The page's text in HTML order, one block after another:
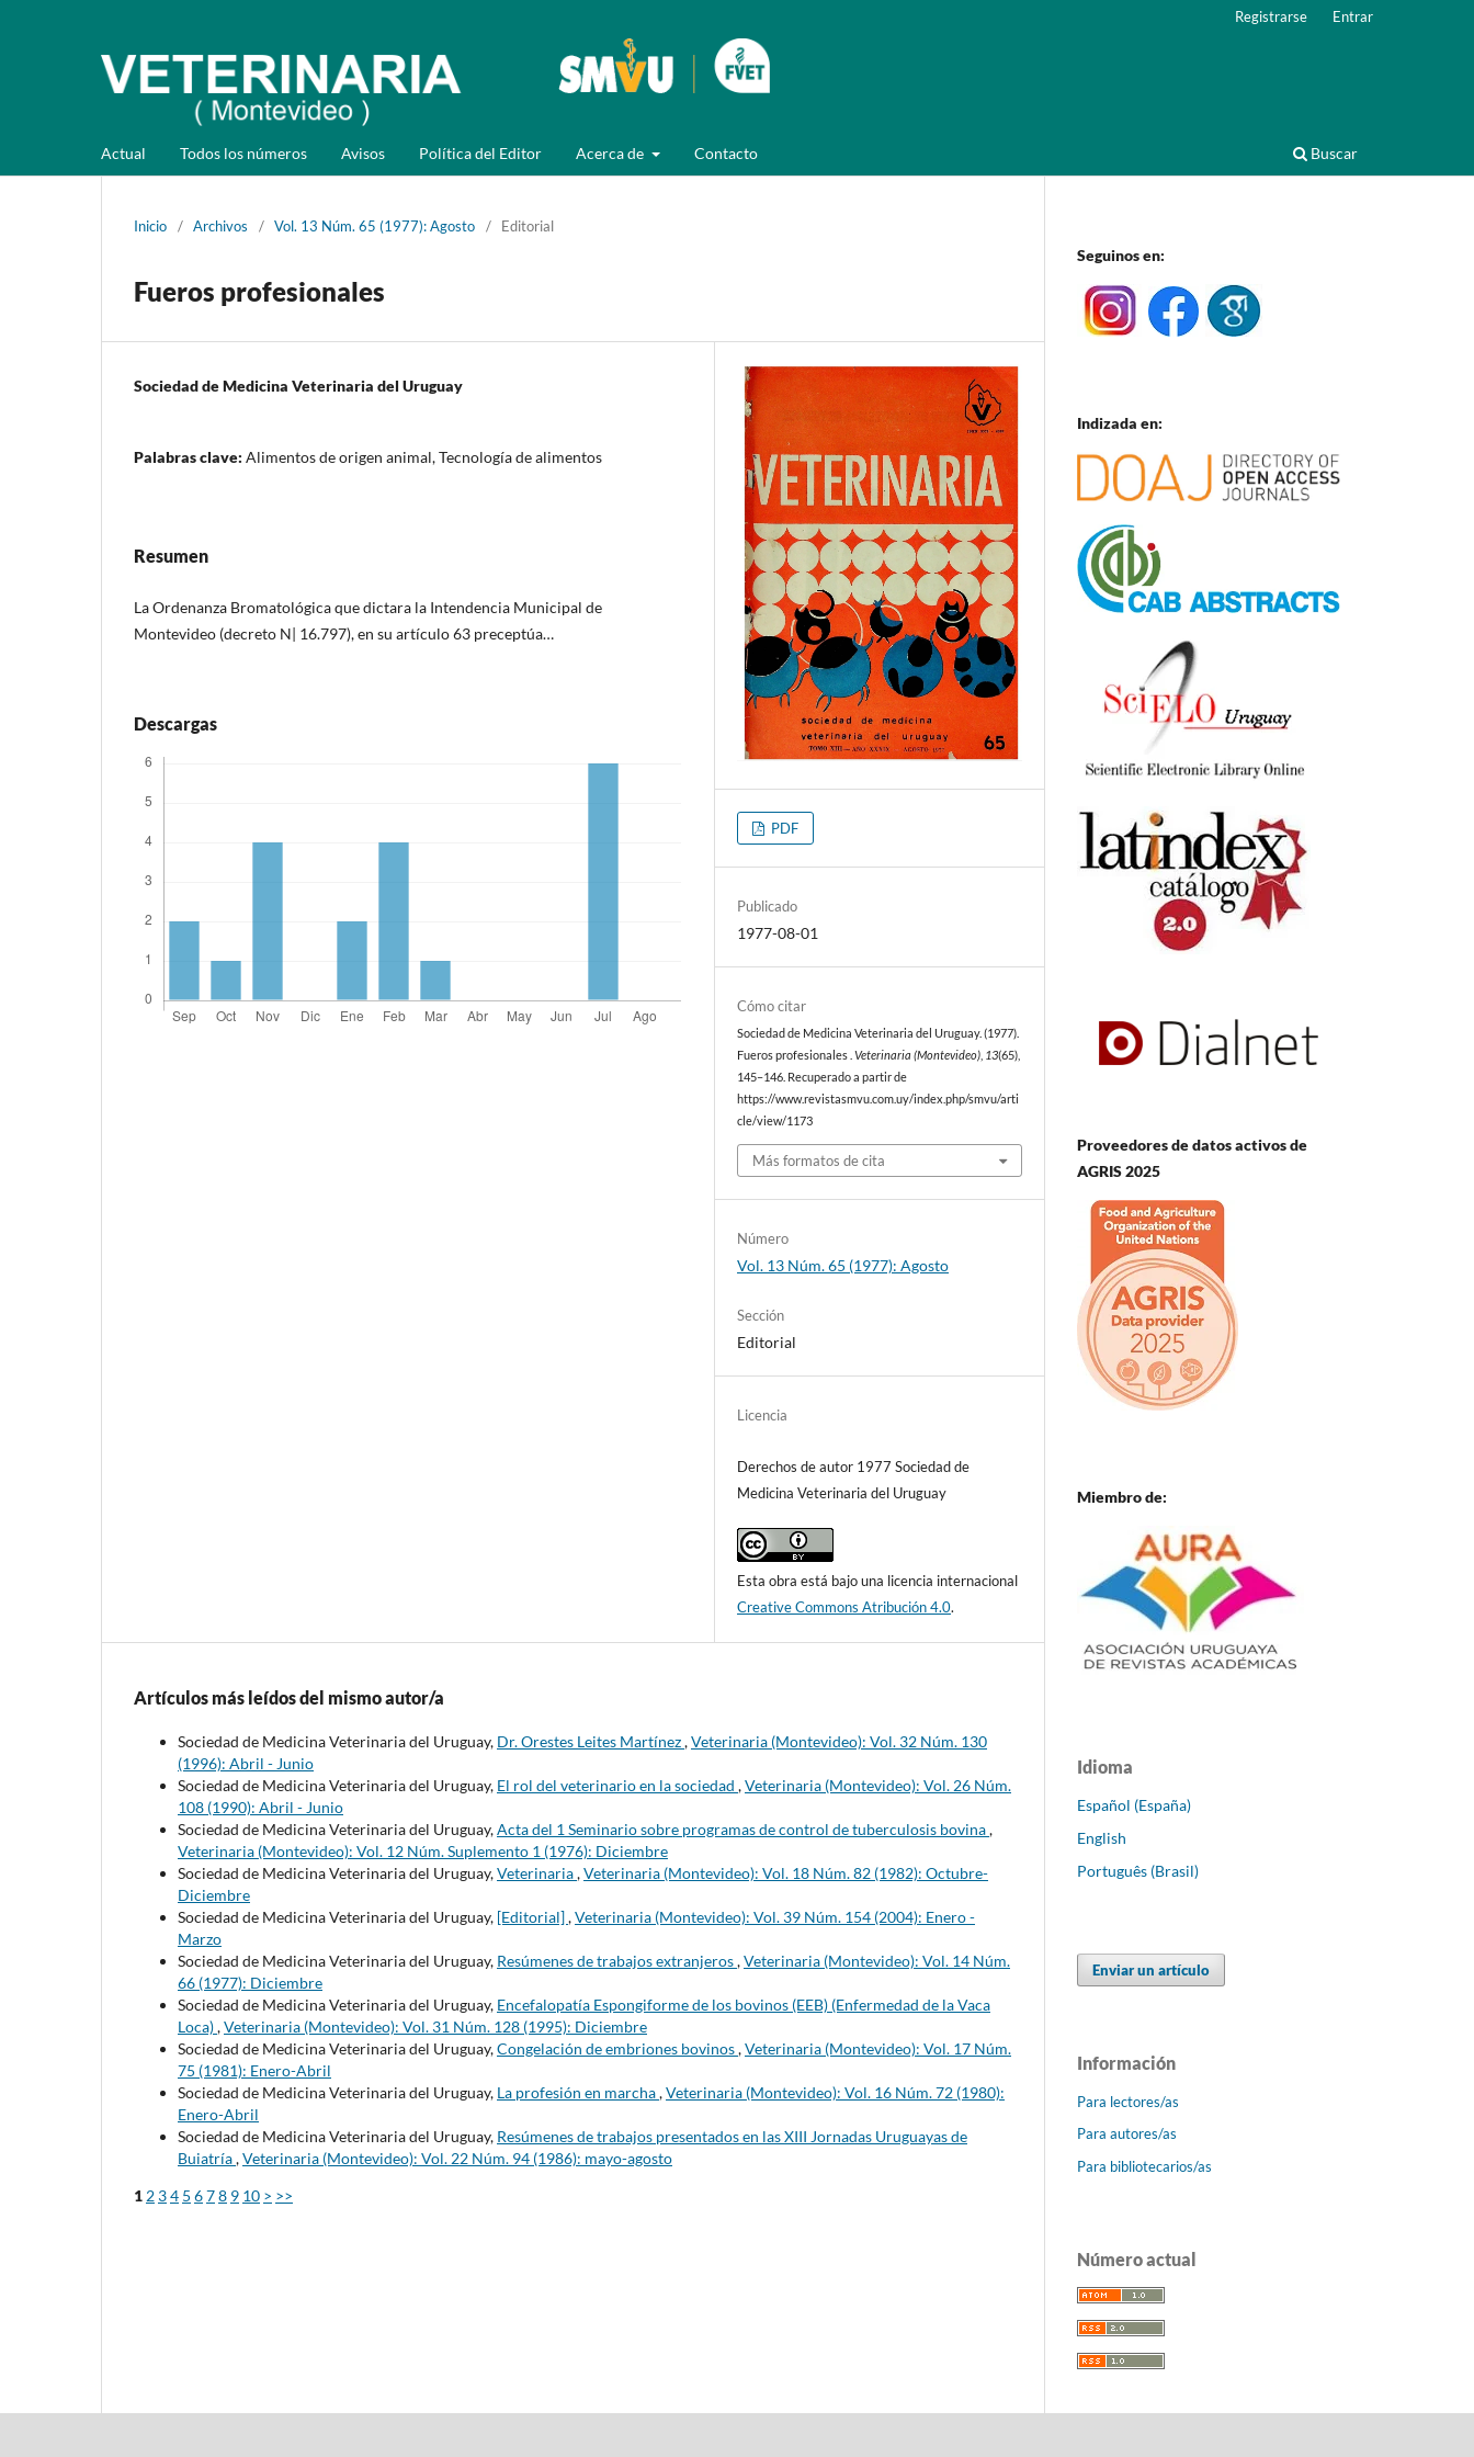
Actual Todos los números Avisos Política del Editor Acerca de Contacto Buscar
Registrarse Entrar
Inicio / Archivos / Vol. 13 Núm. 65 (1977): Agosto / Editorial
Fueros profesionales
Sociedad de Medicina Veterinaria del Uruguay
Palabras clave: Alimentos de origen animal, Tecnología de alimentos
Resumen
La Ordenanza Bromatológica que dictara la Intendencia Municipal de
Montevideo (decreto N| 16.797), en su artículo 63 preceptúa…
Descargas
PDF
Publicado
1977-08-01
Cómo citar
Sociedad de Medicina Veterinaria del Uruguay. (1977).
Fueros profesionales .Veterinaria (Montevideo) 13(65),
145–146. Recuperado a partir de
https://www.revistasmvu.com.uy/index.php/smvu/arti
cle/view/1173
Más formatos de cita
Número
Vol. 13 Núm. 65 (1977): Agosto
Sección
Editorial
Licencia
Derechos de autor 1977 Sociedad de
Medicina Veterinaria del Uruguay
Esta obra está bajo una licencia internacional
Creative Commons Atribución 4.0.
Artículos más leídos del mismo autor/a
Sociedad de Medicina Veterinaria del Uruguay, Dr. Orestes Leites Martínez,Veterinaria (Montevideo): Vol. 32 Núm. 130
(1996): Abril - Junio
Sociedad de Medicina Veterinaria del Uruguay, El rol del veterinario en la sociedad ,Veterinaria (Montevideo): Vol. 26 Núm.
108 (1990): Abril - Junio
Sociedad de Medicina Veterinaria del Uruguay,Acta del 1 Seminario sobre programas de control de tuberculosis bovina,
Veterinaria (Montevideo): Vol. 12 Núm. Suplemento 1 (1976): Diciembre
Sociedad de Medicina Veterinaria del Uruguay,Veterinaria,Veterinaria (Montevideo): Vol. 18 Núm. 82 (1982): Octubre-
Diciembre
Sociedad de Medicina Veterinaria del Uruguay, [Editorial],Veterinaria (Montevideo): Vol. 39 Núm. 154 (2004): Enero -
Marzo
Sociedad de Medicina Veterinaria del Uruguay, Resúmenes de trabajos extranjeros,Veterinaria (Montevideo): Vol. 14 Núm.
66 (1977): Diciembre
Sociedad de Medicina Veterinaria del Uruguay, Encefalopatía Espongiforme de los bovinos (EEB) (Enfermedad de la Vaca
Loca),Veterinaria (Montevideo): Vol. 31 Núm. 128 (1995): Diciembre
Sociedad de Medicina Veterinaria del Uruguay,Congelación de embriones bovinos,Veterinaria (Montevideo): Vol. 17 Núm.
75 (1981): Enero-Abril
Sociedad de Medicina Veterinaria del Uruguay, La profesión en marcha,Veterinaria (Montevideo): Vol. 16 Núm. 72 (1980):
Enero-Abril
Sociedad de Medicina Veterinaria del Uruguay, Resúmenes de trabajos presentados en las XIII Jornadas Uruguayas de
Buiatría,Veterinaria (Montevideo): Vol. 22 Núm. 94 (1986): mayo-agosto
1 2 34 5 678 9 10 > >>
Seguinos en:
Indizada en:
Proveedores de datos activos de
AGRIS 2025
Miembro de:
Idioma
Español (España)
English
Português (Brasil)
Enviar un artículo
Información
Para lectores/as
Para autores/as
Para bibliotecarios/as
Número actual